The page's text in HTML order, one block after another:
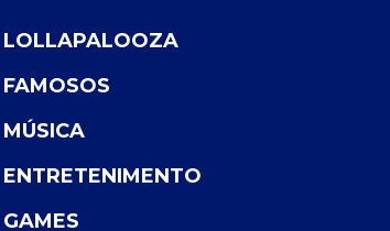
LOLLAPALOOZA
FAMOSOS
MÚSICA
ENTRETENIMENTO
GAMES